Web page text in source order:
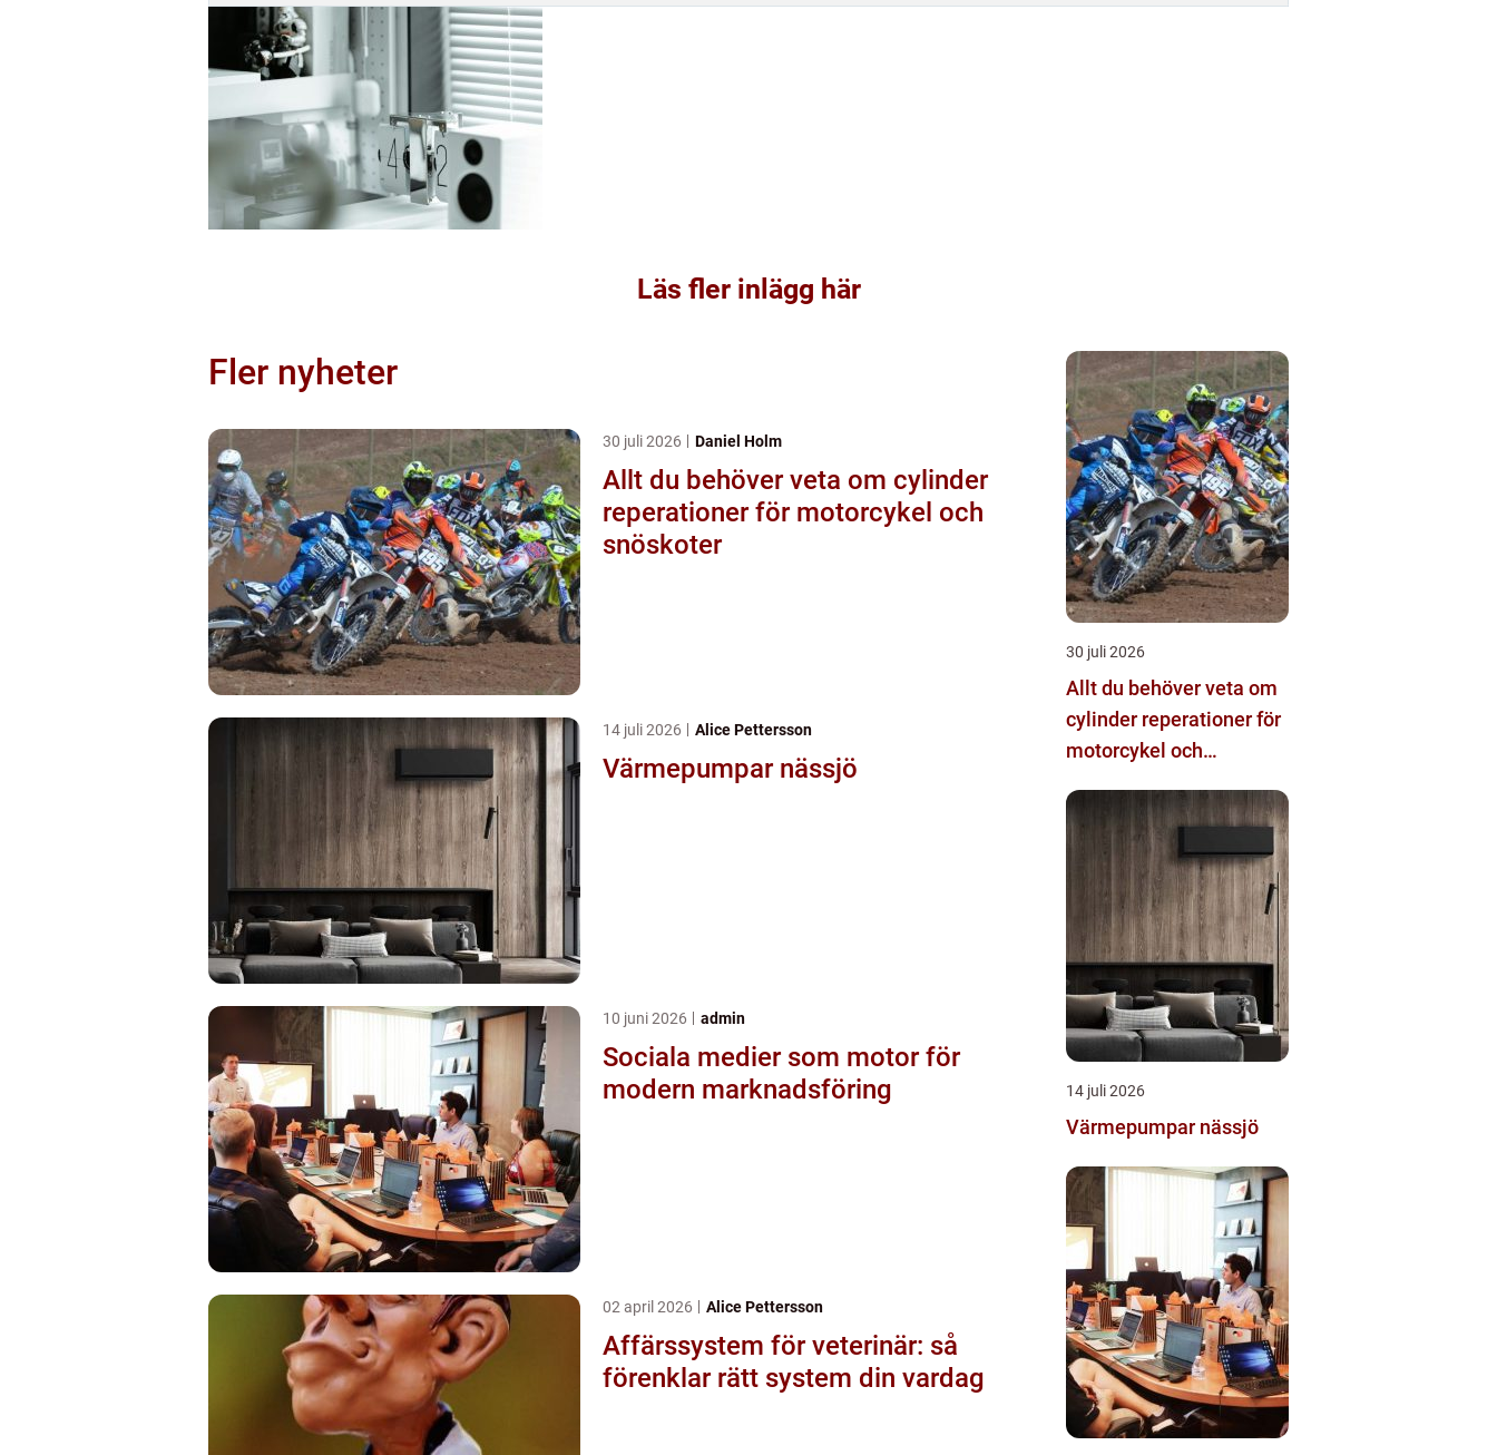
Läs fler inlägg här
Fler nyheter
30 juli 2026 Daniel Holm
Allt du behöver veta om cylinder
reperationer för motorcykel och
snöskoter
14 juli 2026 Alice Pettersson
Värmepumpar nässjö
10 juni 2026 admin
Sociala medier som motor för
modern marknadsföring
02 april 2026 Alice Pettersson
Affärssystem för veterinär: så
förenklar rätt system din vardag
30 juli 2026
Allt du behöver veta om
cylinder reperationer för
motorcykel och
14 juli 2026
Värmepumpar nässjö